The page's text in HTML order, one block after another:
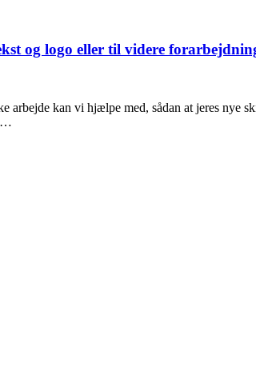
og logo eller til videre
arbejde kan vi hjælpe med, sådan at jeres nye